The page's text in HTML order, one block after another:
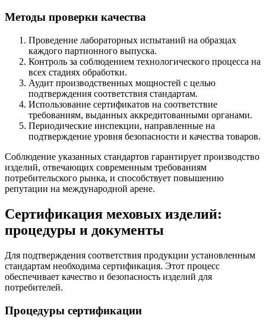
Методы проверки качества
Проведение лабораторных испытаний на образцах
каждого партионного выпуска.
Контроль за соблюдением технологического процесса на
всех стадиях обработки.
Аудит производственных мощностей с целью
подтверждения соответствия стандартам.
Использование сертификатов на соответствие
требованиям, выданных аккредитованными органами.
Периодические инспекции, направленные на
подтверждение уровня безопасности и качества товаров.
Соблюдение указанных стандартов гарантирует производство
изделий, отвечающих современным требованиям
потребительского рынка, и способствует повышению
репутации на международной арене.
Сертификация меховых изделий:
процедуры и документы
Для подтверждения соответствия продукции установленным
стандартам необходима сертификация. Этот процесс
обеспечивает качество и безопасность изделий для
потребителей.
Процедуры сертификации